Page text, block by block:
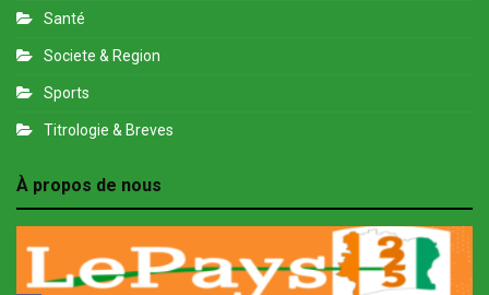
Santé
Societe & Region
Sports
Titrologie & Breves
À propos de nous